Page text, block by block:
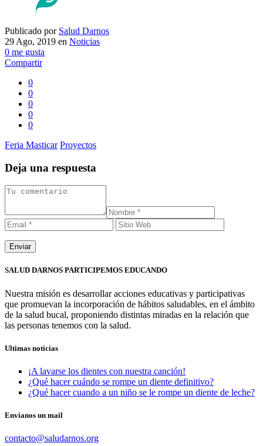
Publicado por Salud Darnos
29 Ago, 2019 en Noticias
0 me gusta
Compartir
0
0
0
0
0
Feria Masticar Proyectos
Deja una respuesta
SALUD DARNOS PARTICIPEMOS EDUCANDO
Nuestra misión es desarrollar acciones educativas y participativas
que promuevan la incorporación de hábitos saludables, en el ámbito
de la salud bucal, proponiendo distintas miradas en la relación que
las personas tenemos con la salud.
Ultimas noticias
¡A lavarse los dientes con nuestra canción!
¿Qué hacer cuándo se rompe un diente definitivo?
¿Qué hacer cuando a un niño se le rompe un diente de leche?
Envianos un mail
contacto@saludarnos.org